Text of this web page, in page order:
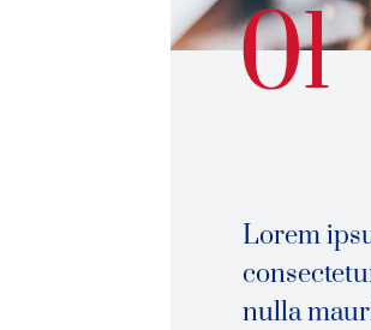
Lorem
nulla